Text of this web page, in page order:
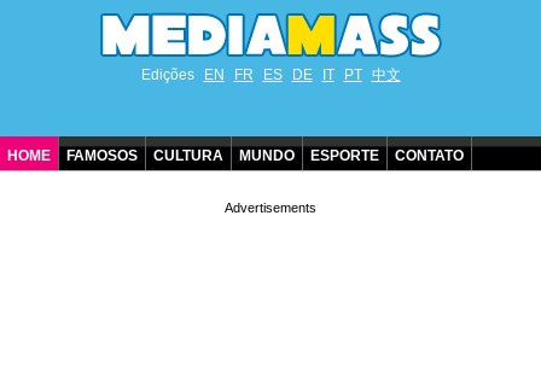
Edições EN FR ES DE IT PT 中文
HOME FAMOSOS CULTURA MUNDO ESPORTE CONTATO